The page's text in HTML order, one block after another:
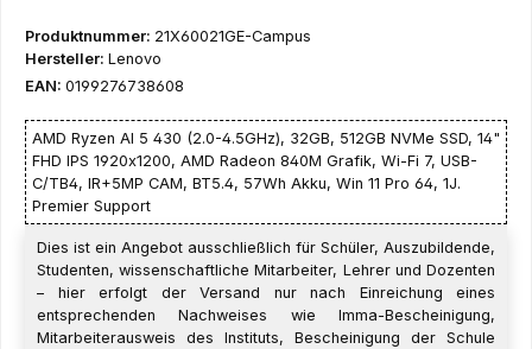
Produktnummer: 21X60021GE-Campus
Hersteller: Lenovo
EAN: 0199276738608
AMD Ryzen AI 5 430 (2.0-4.5GHz), 32GB, 512GB NVMe SSD, 14"
FHD IPS 1920x1200, AMD Radeon 840M Grafik, Wi-Fi 7, USB-
C/TB4, IR+5MP CAM, BT5.4, 57Wh Akku, Win 11 Pro 64, 1J.
Premier Support
Dies ist ein Angebot ausschließlich für Schüler, Auszubildende,
Studenten, wissenschaftliche Mitarbeiter, Lehrer und Dozenten
– hier erfolgt der Versand nur nach Einreichung eines
entsprechenden Nachweises wie Imma-Bescheinigung,
Mitarbeiterausweis des Instituts, Bescheinigung der Schule